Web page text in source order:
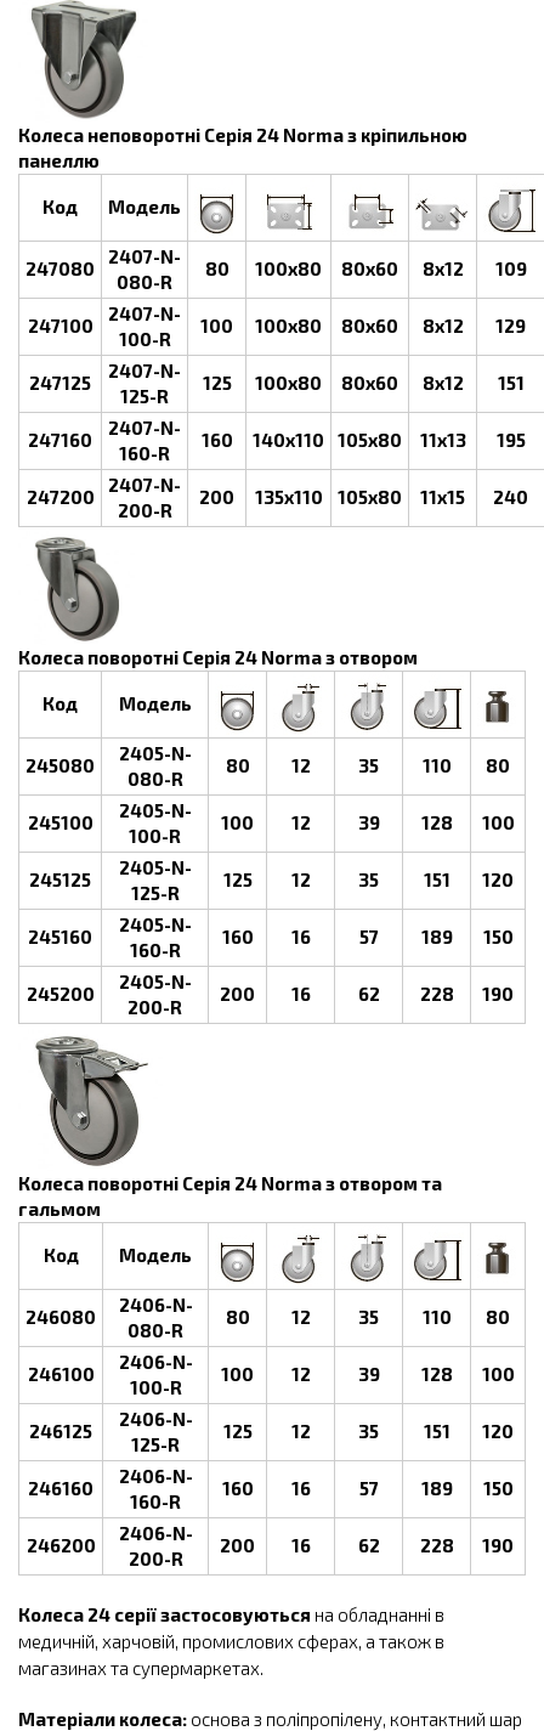
Колеса неповоротні Серія 24 Norma з кріпильною
панеллю
Код Модель
247080
2407-N-
080-R
80 100х80 80х60 8х12 109
247100
2407-N-
100-R
100 100х80 80х60 8х12 129
247125
2407-N-
125-R
125 100х80 80х60 8х12 151
247160
2407-N-
160-R
160 140х110 105х80 11х13 195
247200
2407-N-
200-R
200 135х110 105х80 11х15 240
Колеса поворотні Серія 24 Norma з отвором
Код Модель
245080
2405-N-
080-R
80 12 35 110 80
245100
2405-N-
100-R
100 12 39 128 100
245125
2405-N-
125-R
125 12 35 151 120
245160
2405-N-
160-R
160 16 57 189 150
245200
2405-N-
200-R
200 16 62 228 190
Колеса поворотні Серія 24 Norma з отвором та
гальмом
Код Модель
246080
2406-N-
080-R
80 12 35 110 80
246100
2406-N-
100-R
100 12 39 128 100
246125
2406-N-
125-R
125 12 35 151 120
246160
2406-N-
160-R
160 16 57 189 150
246200
2406-N-
200-R
200 16 62 228 190
Колеса 24 серії застосовуються на обладнанні в
медичній, харчовій, промислових сферах, а також в
магазинах та супермаркетах.
Матеріали колеса: основа з поліпропілену, контактний шар